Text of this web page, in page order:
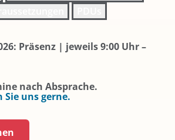
Präsenz | jeweils 9:00 Uhr –
nach Absprache.
uns gerne.